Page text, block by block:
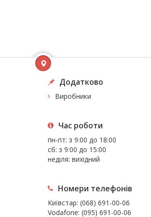
Додатково
Виробники
Час роботи
пн-пт: з 9:00 до 18:00
сб: з 9:00 до 15:00
неділя: вихідний
Номери телефонів
Київстар: (068) 691-00-06
Vodafone: (095) 691-00-06